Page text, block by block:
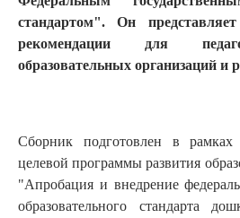
стандартом". Он
рекомендации для
образовательных организаций и
Сборник подготовлен в рамках
целевой программы развития
"Апробация и внедрение
образовательного стандарта